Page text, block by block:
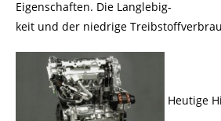
Eigenschaften. Die Langlebig-
keit und der niedrige
Heutige